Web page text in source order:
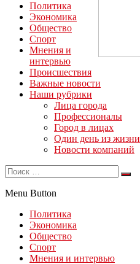
Политика
Экономика
Общество
Спорт
Мнения и
интервью
Происшествия
Важные новости
Наши рубрики
Лица города
Профессионалы
Город в лицах
Один день из жизни
Новости компаний
Menu Button
Политика
Экономика
Общество
Спорт
Мнения и интервью